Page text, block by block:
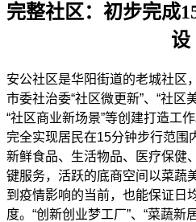
完整社区：初步完成
设
安公社区是华阳街道的老城社区
市委社治委“社区微更新”、“社区
“社区商业新场景”等创建打造工
完全实现居民在15分钟步行范围
新鲜食品、生活物品、医疗保健
键服务，活跃的底商空间以菜蔬
到疫情影响的当前，也能保证日
度。“创新创业梦工厂”、“菜蔬新